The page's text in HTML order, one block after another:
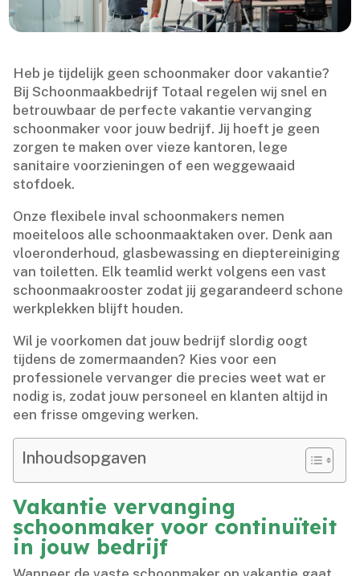
Heb je tijdelijk geen schoonmaker door vakantie?
Bij Schoonmaakbedrijf Totaal regelen wij snel en
betrouwbaar de perfecte vakantie vervanging
schoonmaker voor jouw bedrijf.​ Jij hoeft je geen
zorgen te maken over vieze kantoren, lege
sanitaire voorzieningen of een weggewaaid
stofdoek.​
Onze flexibele inval schoonmakers nemen
moeiteloos alle schoonmaaktaken over.​ Denk aan
vloeronderhoud, glasbewassing en dieptereiniging
van toiletten.​ Elk teamlid werkt volgens een vast
schoonmaakrooster zodat jij gegarandeerd schone
werkplekken blijft houden.​
Wil je voorkomen dat jouw bedrijf slordig oogt
tijdens de zomermaanden? Kies voor een
professionele vervanger die precies weet wat er
nodig is, zodat jouw personeel en klanten altijd in
een frisse omgeving werken.​
Inhoudsopgaven
Vakantie vervanging
schoonmaker voor continuïteit
in jouw bedrijf